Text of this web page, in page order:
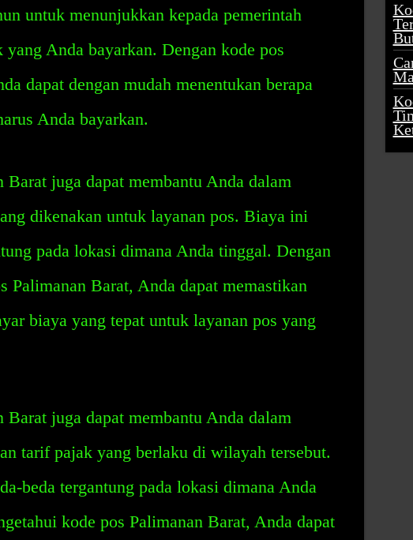
untuk menunjukkan kepada pemerintah
yang Anda bayarkan. Dengan kode pos
dapat dengan mudah menentukan berapa
Anda bayarkan.
Barat juga dapat membantu Anda dalam
dikenakan untuk layanan pos. Biaya ini
pada lokasi dimana Anda tinggal. Dengan
Palimanan Barat, Anda dapat memastikan
biaya yang tepat untuk layanan pos yang
Barat juga dapat membantu Anda dalam
tarif pajak yang berlaku di wilayah tersebut.
beda tergantung pada lokasi dimana Anda
kode pos Palimanan Barat, Anda dapat